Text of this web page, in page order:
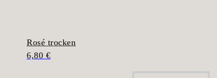
Rosé trocken
6,80 €